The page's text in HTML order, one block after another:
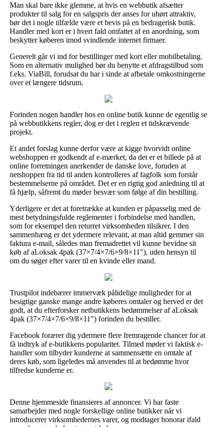
Man skal bare ikke glemme, at hvis en webbutik afsætter
produkter til salg for en salgspris der anses for uhørt attraktiv,
bør det i nogle tilfælde være et bevis på en bedragerisk butik.
Handler med kort er i hvert fald omfattet af en anordning, som
beskytter køberen imod svindlende internet firmaer.
Generelt går vi ind for bestillinger med kort eller mobilbetaling.
Som en alternativ mulighed bør du benytte et afdragstilbud som
f.eks. ViaBill, forudsat du har i sinde at afbetale omkostningerne
over et længere tidsrum.
Forinden nogen handler hos en online butik kunne de egentlig se
på webbutikkens regler, dog er det i reglen et tidskrævende
projekt.
Et andet forslag kunne derfor være at kigge hvorvidt online
webshoppen er godkendt af e-mærket, da det er et billede på at
online forretningen anerkender de danske love, foruden at
netshoppen fra tid til anden kontrolleres af fagfolk som forstår
bestemmelserne på området. Det er en rigtig god anledning til at
få hjælp, såfremt du møder besvær som følge af din bestilling.
Yderligere er det at foretrække at kunden er påpasselig med de
mest betydningsfulde reglementer i forbindelse med handlen,
som for eksempel den returret virksomheden tilsikrer. I den
sammenhæng er det ydermere relevant, at man altid gemmer sin
faktura e-mail, således man fremadrettet vil kunne bevidne sit
køb af aLoksak 4pak (37×7/4×7/6×9/8×11"), uden hensyn til
om du søger efter varer til en kvinde eller mand.
Trustpilot indebærer immervæk pålidelige muligheder for at
besigtige ganske mange andre køberes omtaler og herved er det
godt, at du efterforsker netbutikkens bedømmelser af aLoksak
4pak (37×7/4×7/6×9/8×11") forinden du bestiller.
Facebook forærer dig ydermere flere fremragende chancer for at
få indtryk af e-butikkens popularitet. Tilmed møder vi faktisk e-
handler som tilbyder kunderne at sammensætte en omtale af
deres køb, som ligeledes må anvendes til at bedømme hvor
tilfredse kunderne er.
Denne hjemmeside finansieres af annoncer. Vi har faste
samarbejder med nogle forskellige online butikker når vi
introducerer virksomhedernes varer, og modtager honorar ifald